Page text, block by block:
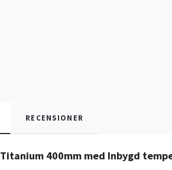
RECENSIONER
Titanium 400mm med Inbygd